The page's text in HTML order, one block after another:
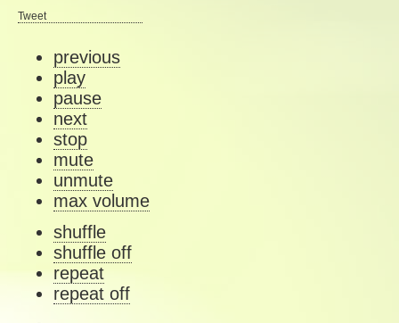
Tweet
previous
play
pause
next
stop
mute
unmute
max volume
shuffle
shuffle off
repeat
repeat off